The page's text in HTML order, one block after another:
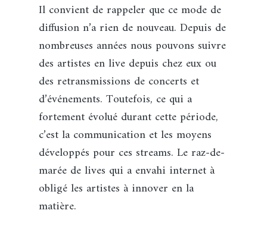
Il convient de rappeler que ce mode de
diffusion n’a rien de nouveau. Depuis de
nombreuses années nous pouvons suivre
des artistes en live depuis chez eux ou
des retransmissions de concerts et
d’événements. Toutefois, ce qui a
fortement évolué durant cette période,
c’est la communication et les moyens
développés pour ces streams. Le raz-de-
marée de lives qui a envahi internet à
obligé les artistes à innover en la
matière.